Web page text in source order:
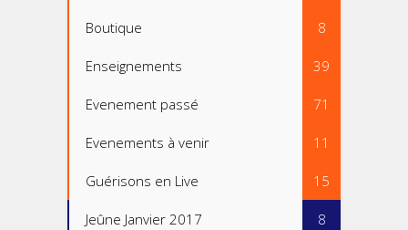
Boutique 8
Enseignements 39
Evenement passé 71
Evenements à venir 11
Guérisons en Live 15
Jeûne Janvier 2017 8